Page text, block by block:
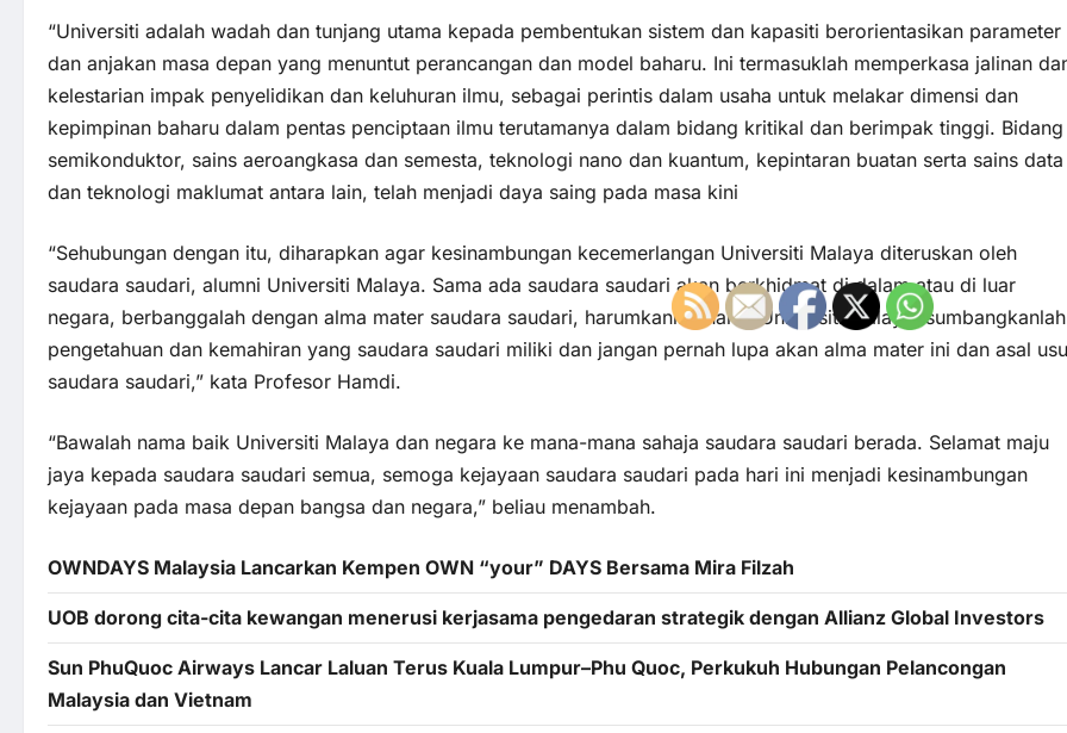
“Universiti adalah wadah dan tunjang utama kepada pembentukan sistem dan kapasiti berorientasikan parameter
dan anjakan masa depan yang menuntut perancangan dan model baharu. Ini termasuklah memperkasa jalinan
kelestarian impak penyelidikan dan keluhuran ilmu, sebagai perintis dalam usaha untuk melakar dimensi dan
kepimpinan baharu dalam pentas penciptaan ilmu terutamanya dalam bidang kritikal dan berimpak tinggi. Bidang
semikonduktor, sains aeroangkasa dan semesta, teknologi nano dan kuantum, kepintaran buatan serta sains data
dan teknologi maklumat antara lain, telah menjadi daya saing pada masa kini
“Sehubungan dengan itu, diharapkan agar kesinambungan kecemerlangan Universiti Malaya diteruskan oleh
saudara saudari, alumni Universiti Malaya. Sama ada saudara saudari akan berkhidmat di dalam atau di luar
negara, berbanggalah dengan alma mater saudara saudari, harumkanlah nama Universiti Malaya, sumbangkanlah
pengetahuan dan kemahiran yang saudara saudari miliki dan jangan pernah lupa akan alma mater ini dan asal
saudara saudari,” kata Profesor Hamdi.
“Bawalah nama baik Universiti Malaya dan negara ke mana-mana sahaja saudara saudari berada. Selamat maju
jaya kepada saudara saudari semua, semoga kejayaan saudara saudari pada hari ini menjadi kesinambungan
kejayaan pada masa depan bangsa dan negara,” beliau menambah.
OWNDAYS Malaysia Lancarkan Kempen OWN “your” DAYS Bersama Mira Filzah
UOB dorong cita-cita kewangan menerusi kerjasama pengedaran strategik dengan Allianz Global Investors
Sun PhuQuoc Airways Lancar Laluan Terus Kuala Lumpur–Phu Quoc, Perkukuh Hubungan Pelancongan
Malaysia dan Vietnam